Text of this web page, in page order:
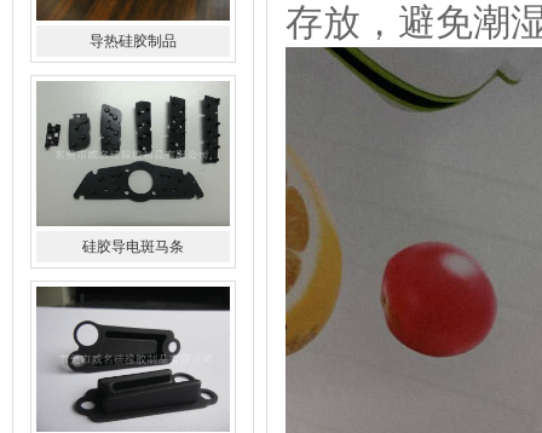
硅胶导电斑马条
硅橡胶杂件制品
存放，避免潮